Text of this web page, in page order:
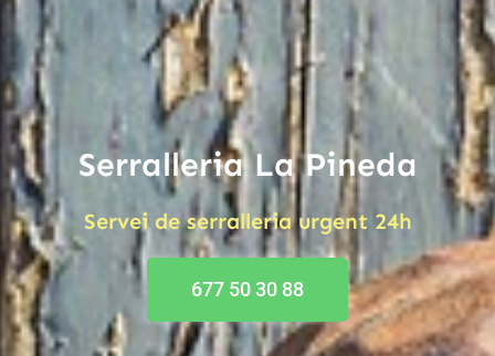
Serralleria La Pineda
Servei de serralleria urgent 24h
677 50 30 88